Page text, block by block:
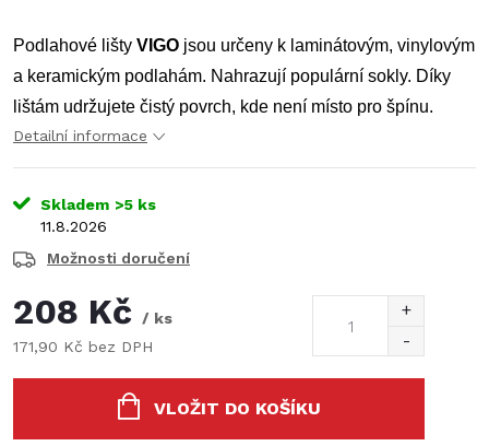
Podlahové lišty VIGO jsou určeny k laminátovým, vinylovým
a keramickým podlahám. Nahrazují populární sokly. Díky
lištám udržujete čistý povrch, kde není místo pro špínu.
Detailní informace
Skladem >5 ks
11.8.2026
Možnosti doručení
208 Kč
/ ks
171,90 Kč bez DPH
VLOŽIT DO KOŠÍKU